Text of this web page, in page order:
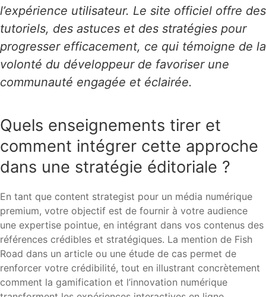
l’expérience utilisateur. Le site officiel offre des
tutoriels, des astuces et des stratégies pour
progresser efficacement, ce qui témoigne de la
volonté du développeur de favoriser une
communauté engagée et éclairée.
Quels enseignements tirer et
comment intégrer cette approche
dans une stratégie éditoriale ?
En tant que content strategist pour un média numérique
premium, votre objectif est de fournir à votre audience
une expertise pointue, en intégrant dans vos contenus des
références crédibles et stratégiques. La mention de Fish
Road dans un article ou une étude de cas permet de
renforcer votre crédibilité, tout en illustrant concrètement
comment la gamification et l’innovation numérique